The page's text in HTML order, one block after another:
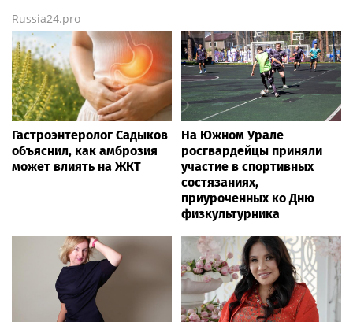
Russia24.pro
Гастроэнтеролог Садыков
объяснил, как амброзия
может влиять на ЖКТ
На Южном Урале
росгвардейцы приняли
участие в спортивных
состязаниях,
приуроченных ко Дню
физкультурника